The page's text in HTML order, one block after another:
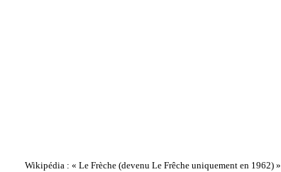
Wikipédia : « Le Frèche (devenu Le Frêche uniquement en 1962) »